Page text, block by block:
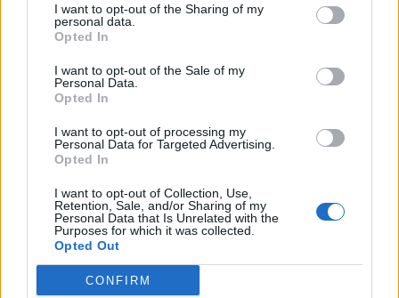
I want to opt-out of the Sharing of my
personal data.
Opted In
I want to opt-out of the Sale of my
Personal Data.
Opted In
I want to opt-out of processing my
Personal Data for Targeted Advertising.
Opted In
I want to opt-out of Collection, Use,
Retention, Sale, and/or Sharing of my
Personal Data that Is Unrelated with the
Purposes for which it was collected.
Opted Out
CONFIRM
Σοκαριστικά στοιχεία άφησε πίσω της η μέγα-πυρκαγιά
στην Αττικοβοιωτία
23:23
Φυλάκιση 15 μηνών στη Βρετανίδα που μέθυσε με την
15χρονη κόρη της και προκάλεσε επεισόδιο στο Κέντρο
συνοριακούς ελέγχους για όσους ταξιδεύουν από την
Ιταλία
23:02
Συναγερμός σε μοναστήρι στην Κύπρο: Μοναχός
επιτέθηκε με μαχαίρι και τραυμάτισε δύο άτομα